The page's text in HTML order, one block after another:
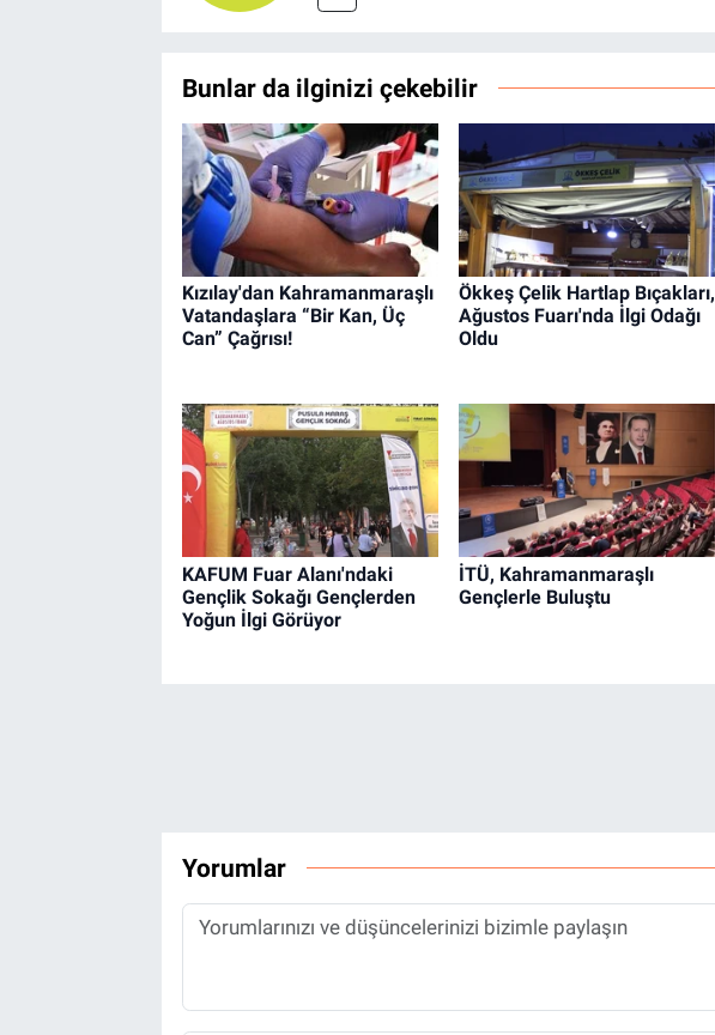
Bunlar da ilginizi çekebilir
Kızılay'dan Kahramanmaraşlı
Vatandaşlara “Bir Kan, Üç
Can” Çağrısı!
Ökkeş Çelik Hartlap Bıçakları,
Ağustos Fuarı'nda İlgi Odağı
Oldu
KAFUM Fuar Alanı'ndaki
Gençlik Sokağı Gençlerden
Yoğun İlgi Görüyor
İTÜ, Kahramanmaraşlı
Gençlerle Buluştu
Yorumlar